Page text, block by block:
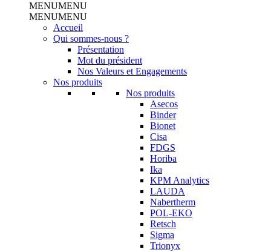
MENUMENU
MENUMENU
Accueil
Qui sommes-nous ?
Présentation
Mot du président
Nos Valeurs et Engagements
Nos produits
Nos produits
Asecos
Binder
Bionet
Cisa
FDGS
Horiba
Ika
KPM Analytics
LAUDA
Nabertherm
POL-EKO
Retsch
Sigma
Trionyx